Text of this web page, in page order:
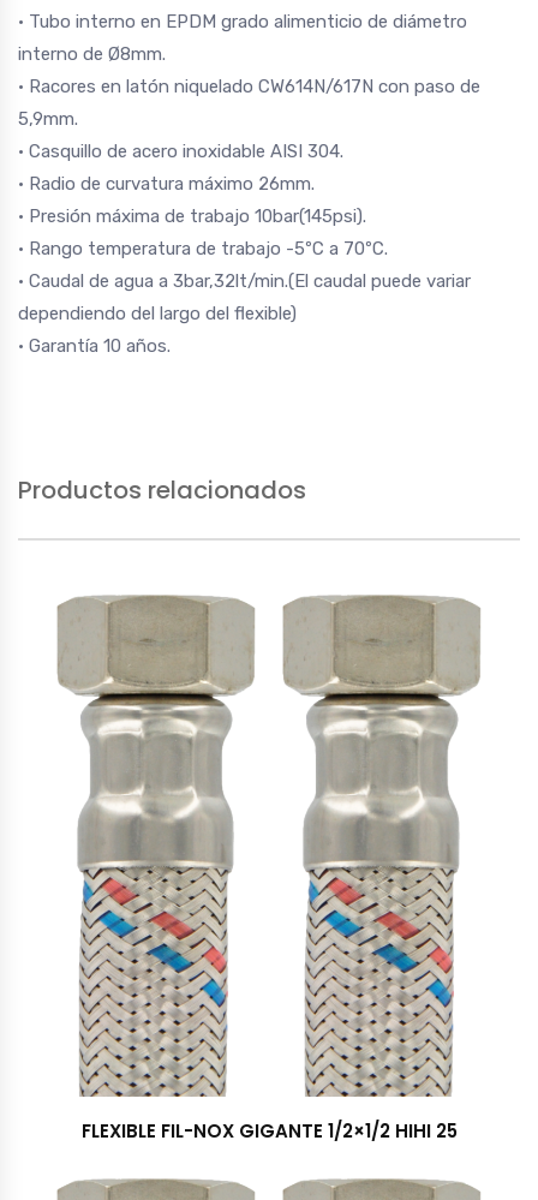
· Tubo interno en EPDM grado alimenticio de diámetro
interno de Ø8mm.
· Racores en latón niquelado CW614N/617N con paso de
5,9mm.
· Casquillo de acero inoxidable AISI 304.
· Radio de curvatura máximo 26mm.
· Presión máxima de trabajo 10bar(145psi).
· Rango temperatura de trabajo -5ºC a 70ºC.
· Caudal de agua a 3bar,32lt/min.(El caudal puede variar
dependiendo del largo del flexible)
· Garantía 10 años.
Productos relacionados
FLEXIBLE FIL-NOX GIGANTE 1/2×1/2 HIHI 25